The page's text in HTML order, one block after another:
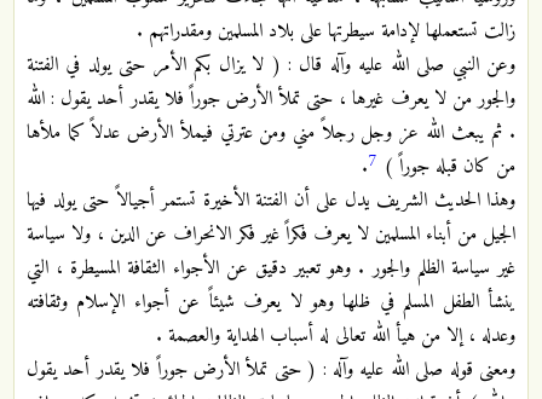
زالت تستعملها لإدامة سيطرتها على بلاد المسلمين ومقدراتهم .
وعن النبي صلى الله عليه وآله قال : ( لا يزال بكم الأمر حتى يولد في الفتنة
والجور من لا يعرف غيرها ، حتى تملأ الأرض جوراً فلا يقدر أحد يقول : الله
. ثم يبعث الله عز وجل رجلاً مني ومن عترتي فيملأ الأرض عدلاً كما ملأها
من كان قبله جوراً ) 7
.
وهذا الحديث الشريف يدل على أن الفتنة الأخيرة تستمر أجيالاً حتى يولد فيها
الجيل من أبناء المسلمين لا يعرف فكراً غير فكر الانحراف عن الدين ، ولا سياسة
غير سياسة الظلم والجور . وهو تعبير دقيق عن الأجواء الثقافة المسيطرة ، التي
ينشأ الطفل المسلم في ظلها وهو لا يعرف شيئاً عن أجواء الإسلام وثقافته
وعدله ، إلا من هيأ الله تعالى له أسباب الهداية والعصمة .
ومعنى قوله صلى الله عليه وآله : ( حتى تملأ الأرض جوراً فلا يقدر أحد يقول